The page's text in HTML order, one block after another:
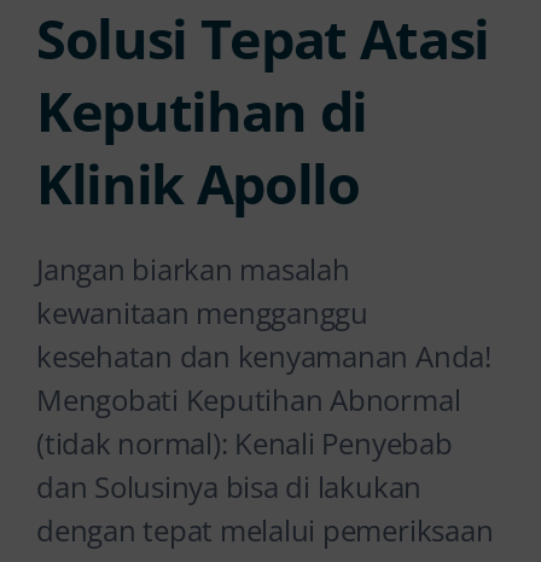
Solusi Tepat Atasi
Keputihan di
Klinik Apollo
Jangan biarkan masalah
kewanitaan mengganggu
kesehatan dan kenyamanan Anda!
Mengobati Keputihan Abnormal
(tidak normal): Kenali Penyebab
dan Solusinya bisa di lakukan
dengan tepat melalui pemeriksaan